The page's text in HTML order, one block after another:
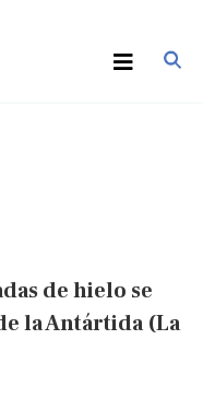
de hielo se
la Antártida (La